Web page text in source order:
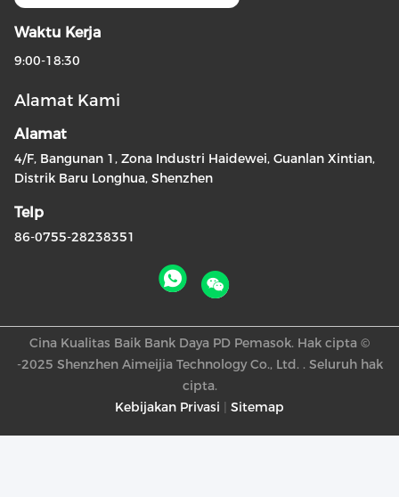
Waktu Kerja
9:00-18:30
Alamat Kami
Alamat
4/F, Bangunan 1, Zona Industri Haidewei, Guanlan Xintian,
Distrik Baru Longhua, Shenzhen
Telp
86-0755-28238351
Kebijakan Privasi Sitemap
Cina Kualitas Baik Bank Daya PD Pemasok. Hak cipta ©
-2025 Shenzhen Aimeijia Technology Co., Ltd. . Seluruh hak
cipta.